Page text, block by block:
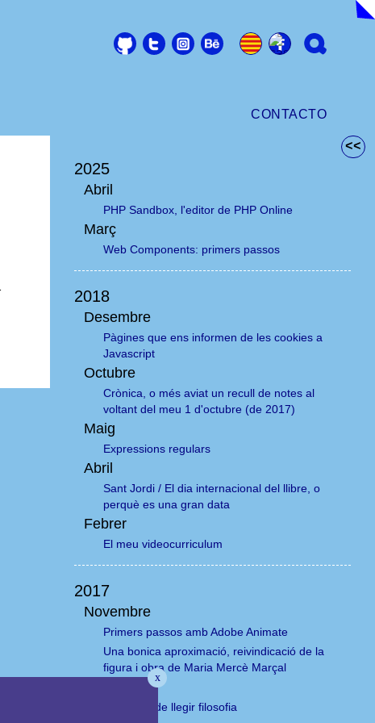
CONTACTO
<<
2025
Abril
PHP Sandbox, l'editor de PHP Online
Març
Web Components: primers passos
2018
Desembre
Pàgines que ens informen de les cookies a
Javascript
Octubre
Crònica, o més aviat un recull de notes al
voltant del meu 1 d'octubre (de 2017)
Maig
Expressions regulars
Abril
Sant Jordi / El dia internacional del llibre, o
perquè es una gran data
Febrer
El meu videocurriculum
2017
Novembre
Primers passos amb Adobe Animate
Una bonica aproximació, reivindicació de la
figura i obra de Maria Mercè Marçal
Els perills de llegir filosofia
x